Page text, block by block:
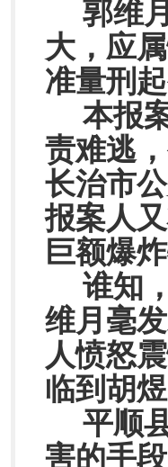
郭维
大，应
准量刑
本报
责难逃
长治市
报案人
巨额爆
谁知
维月毫
人愤怒
临到胡
平顺
害的手